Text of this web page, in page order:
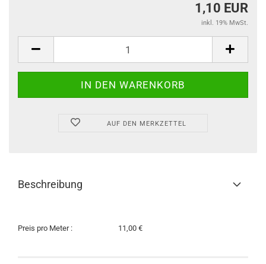
1,10 EUR
inkl. 19% MwSt.
AUF DEN MERKZETTEL
Beschreibung
Preis pro Meter : 11,00 €